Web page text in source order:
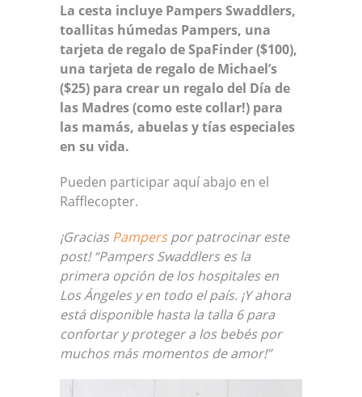
La cesta incluye Pampers Swaddlers,
toallitas húmedas Pampers, una
tarjeta de regalo de SpaFinder ($100),
una tarjeta de regalo de Michael’s
($25) para crear un regalo del Día de
las Madres (como este collar!) para
las mamás, abuelas y tías especiales
en su vida.
Pueden participar aquí abajo en el
Rafflecopter.
¡GraciasPamperspor patrocinar este
post! “Pampers Swaddlers es la
primera opción de los hospitales en
Los Ángeles y en todo el país. ¡Y ahora
está disponible hasta la talla 6 para
confortar y proteger a los bebés por
muchos más momentos de amor!”